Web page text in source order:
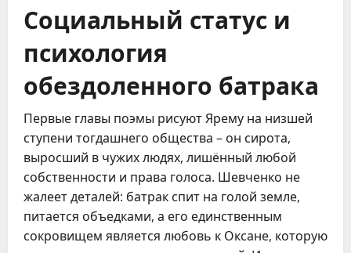
Социальный статус и
психология
обездоленного батрака
Первые главы поэмы рисуют Ярему на низшей
ступени тогдашнего общества – он сирота,
выросший в чужих людях, лишённый любой
собственности и права голоса. Шевченко не
жалеет деталей: батрак спит на голой земле,
питается объедками, а его единственным
сокровищем является любовь к Оксане, которую